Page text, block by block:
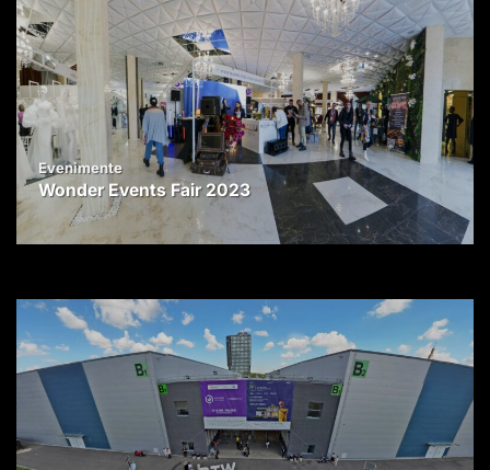
Evenimente
Wonder Events Fair 2023